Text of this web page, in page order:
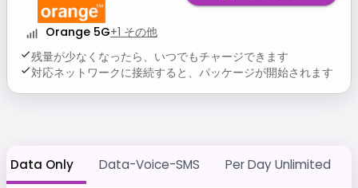
Orange 5G+1 その他
残量が少なくなったら、いつでもチャージできます
対応ネットワークに接続すると、パッケージが開始されます
Data Only Data-Voice-SMS Per Day Unlimited